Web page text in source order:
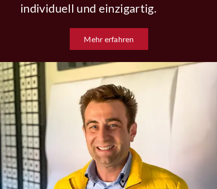
individuell und einzigartig.
Mehr erfahren